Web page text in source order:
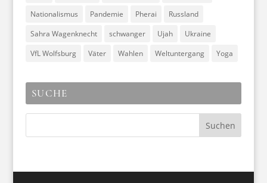
Nationalismus
Pandemie Pherai
Russland
Sahra Wagenknecht
schwanger Ujah
Ukraine
VfL Wolfsburg
Väter Wahlen Weltuntergang Yoga
SUCHE